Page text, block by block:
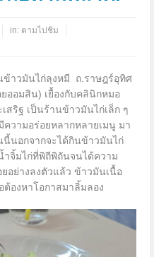
in: ตามไปชิม
ข้าวมันไก่ลุงหมี ถ.ราษฎร์อุทิศ
ออมสิน) เยื้องกับคลินิกหมอ
เสริฐ เป็นร้านข้าวมันไก่เล็ก ๆ
ความอร่อยหลากหลายเมนู มา
นี้นอกจากจะได้กินข้าวมันไก่
ำจิ้มไก่ที่พิถีพิถันจนได้ความ
ยอย่างลงตัวแล้ว ข้าวมันเนื้อ
องหาโอกาสมาลิ้มลอง